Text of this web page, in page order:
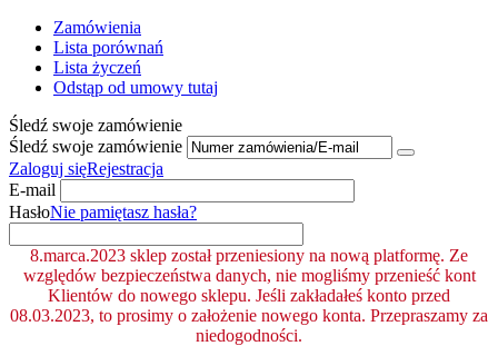
Zamówienia
Lista porównań
Lista życzeń
Odstąp od umowy tutaj
Śledź swoje zamówienie
Śledź swoje zamówienie
Zaloguj sięRejestracja
E-mail
HasłoNie pamiętasz hasła?
8.marca.2023 sklep został przeniesiony na nową platformę. Ze
względów bezpieczeństwa danych, nie mogliśmy przenieść kont
Klientów do nowego sklepu. Jeśli zakładałeś konto przed
08.03.2023, to prosimy o założenie nowego konta. Przepraszamy za
niedogodności.